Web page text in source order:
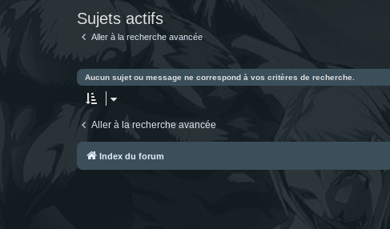
Sujets actifs
Aller à la recherche avancée
Aucun sujet ou message ne correspond à vos critères de recherche.
Aller à la recherche avancée
Index du forum